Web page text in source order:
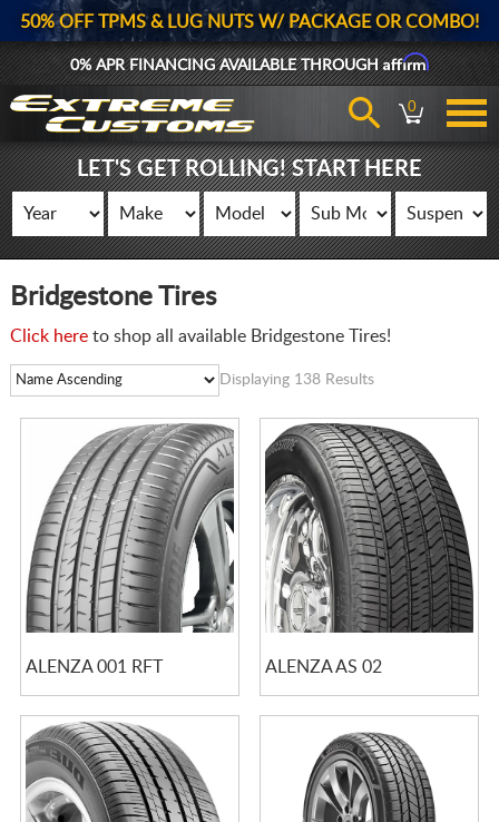
50% OFF TPMS & LUG NUTS W/ PACKAGE OR COMBO!
0% APR FINANCING AVAILABLE THROUGHAffirm
0
LET'S GET ROLLING! START HERE
Bridgestone Tires
Click hereto shop all available Bridgestone Tires!
Displaying 138 Results
ALENZA 001 RFT ALENZA AS 02